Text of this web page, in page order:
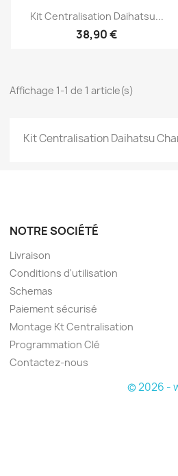
Aperçu rapide
Kit Centralisation Daihatsu...
38,90 €
Affichage 1-1 de 1 article(s)
Kit Centralisation Daihatsu
NOTRE SOCIÉTÉ
Livraison
Conditions d'utilisation
Schemas
Paiement sécurisé
Montage Kt Centralisation
Programmation Clé
Contactez-nous
© 2026 -